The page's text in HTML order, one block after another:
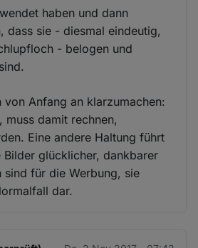
haben und dann
dass sie - diesmal eindeutig,
- belogen und
Anfang an klarzumachen:
muss damit rechnen,
Eine andere Haltung führt
Bilder glücklicher, dankbarer
sind für die Werbung, sie
dar.